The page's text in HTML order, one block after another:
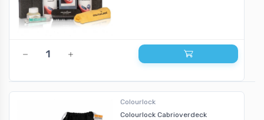
Colourlock
Colourlock Cabrioverdeck